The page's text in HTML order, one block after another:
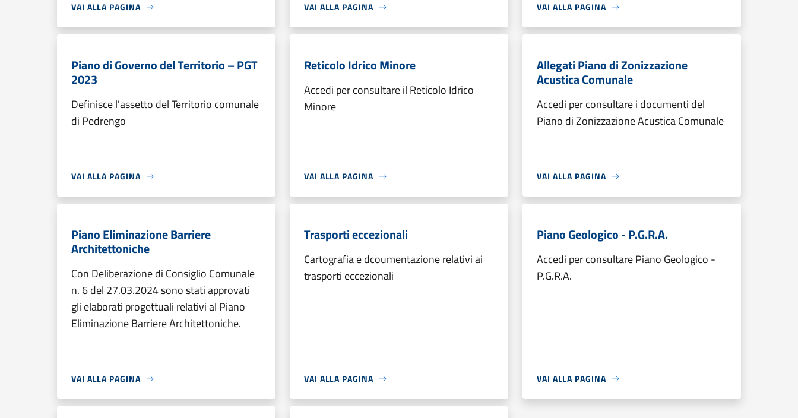
VAI ALLA PAGINA VAI ALLA PAGINA VAI ALLA PAGINA
Piano di Governo del Territorio – PGT
2023
Definisce l'assetto del Territorio comunale
di Pedrengo
VAI ALLA PAGINA
Reticolo Idrico Minore
Accedi per consultare il Reticolo Idrico
Minore
VAI ALLA PAGINA
Allegati Piano di Zonizzazione
Acustica Comunale
Accedi per consultare i documenti del
Piano di Zonizzazione Acustica Comunale
VAI ALLA PAGINA
Piano Eliminazione Barriere
Architettoniche
Con Deliberazione di Consiglio Comunale
n. 6 del 27.03.2024 sono stati approvati
gli elaborati progettuali relativi al Piano
Eliminazione Barriere Architettoniche.
VAI ALLA PAGINA
Trasporti eccezionali
Cartografia e dcoumentazione relativi ai
trasporti eccezionali
VAI ALLA PAGINA
Piano Geologico - P.G.R.A.
Accedi per consultare Piano Geologico -
P.G.R.A.
VAI ALLA PAGINA